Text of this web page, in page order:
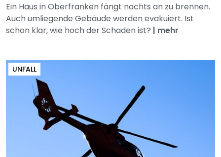
Ein Haus in Oberfranken fängt nachts an zu brennen.
Auch umliegende Gebäude werden evakuiert. Ist
schon klar, wie hoch der Schaden ist? | mehr
UNFALL